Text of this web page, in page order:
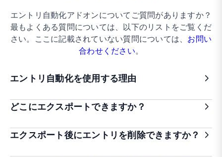
エントリ自動化アドオンについてご質問がありますか？
最もよくある質問については、以下のリストをご覧くだ
さい。ここに記載されていない質問については、 お問い
合わせください。
エントリ自動化を使用する理由
どこにエクスポートできますか？
エクスポート後にエントリを削除できますか？